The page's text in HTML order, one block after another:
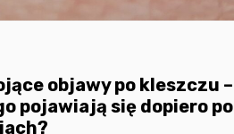
objawy po kleszczu –
pojawiają się dopiero po